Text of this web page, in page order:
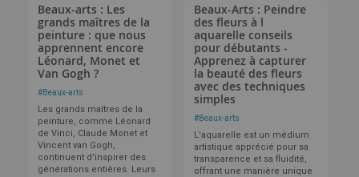
Beaux-arts : Les
grands maîtres de la
peinture : que nous
apprennent encore
Léonard, Monet et
Van Gogh ?
#Beaux-arts
Les grands maîtres de la
peinture, comme Léonard
de Vinci, Claude Monet et
Vincent van Gogh,
continuent d’inspirer des
générations entières. Leurs
Beaux-Arts : Peindre
des fleurs à l
aquarelle conseils
pour débutants -
Apprenez à capturer
la beauté des fleurs
avec des techniques
simples
#Beaux-arts
L'aquarelle est un médium
artistique apprécié pour sa
transparence et sa fluidité,
offrant une manière unique